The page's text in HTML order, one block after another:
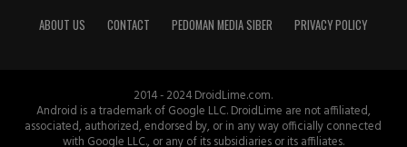
ABOUT US CONTACT PEDOMAN MEDIA SIBER PRIVACY POLICY
2014 - 2024 DroidLime.com.
Android is a trademark of Google LLC. DroidLime are not affiliated,
associated, authorized, endorsed by, or in any way officially connected
with Google LLC., or any of its subsidiaries or its affiliates.